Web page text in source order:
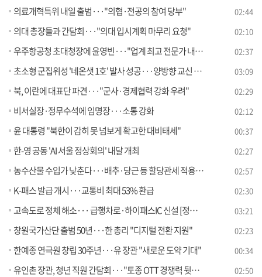
의료개혁특위 내일 출범···"의협·전공의 참여 당부" 02:44
의대 총장들과 간담회···"의대 입시계획 마무리 요청" 02:10
우주항공청 초대청장에 윤영빈···"업계 최고 전문가 내정" 02:37
초소형 군집위성 '네온샛 1호' 발사 성공···양방향 교신 확인 03:09
북, 이란에 대표단 파견···"군사·경제협력 강화 우려" 02:29
비서실장·정무수석에 임명장···소통 강화 02:12
윤 대통령 "북한이 감히 못 넘보게 확고한 대비태세" 00:37
한-영 공동 'AI 서울 정상회의' 내달 개최 02:27
농수산물 수입가 낮춘다···배추·당근 등 할당관세 적용 [뉴스의 맥] 02:57
K-패스 발급 개시···교통비 최대 53% 환급 02:30
고속도로 정체 해소··· 급행차로·하이패스IC 신설 [정책현장+] 03:21
창원국가산단 출범 50년···한 총리 "디지털 전환 지원" 02:23
한예종 연극원 창립 30주년···유 장관 "새로운 도약 기대" 00:34
유인촌 장관, 청년 직원 간담회···"토종 OTT 경쟁력 뒷받침" 02:50